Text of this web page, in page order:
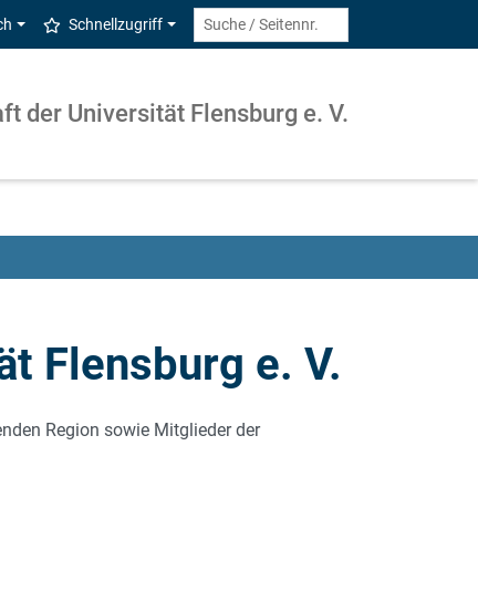
Schnellzugriff
der Universität Flensburg e. V.
Flensburg e. V.
Region sowie Mitglieder der